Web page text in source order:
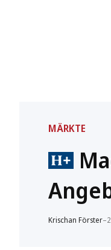
MÄRKTE
Krischan Förster–